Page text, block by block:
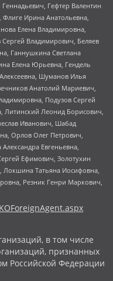
Гефтер Валентин
Ирина Анатольевна,
Елена Владимировна,
Владимирович, Беляев
Ганнушкина Светлана
Елена Юрьевна, Гендель
Шуманов Илья
Анатолий Мариевич,
Подузов Сергей
Литинский Леонид Борисович,
Иванович, Шабад
Орлов Олег Петрович,
Евгеньевна,
Ефимович, Золотухин
Локшина Татьяна Иосифовна,
Резник Генри Маркович,
в том числе
признанных
Российской Федерации